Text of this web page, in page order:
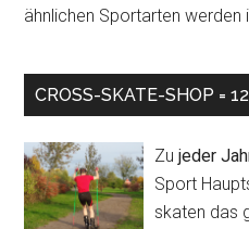
ähnlichen Sportarten werden
CROSS-SKATE-SHOP =
Zujeder
Sport
skaten das